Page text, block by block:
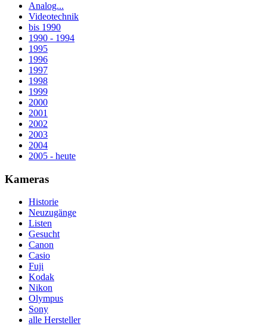
Analog...
Videotechnik
bis 1990
1990 - 1994
1995
1996
1997
1998
1999
2000
2001
2002
2003
2004
2005 - heute
Kameras
Historie
Neuzugänge
Listen
Gesucht
Canon
Casio
Fuji
Kodak
Nikon
Olympus
Sony
alle Hersteller